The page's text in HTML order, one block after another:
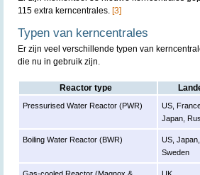
115 extra kerncentrales. [3]
Typen van kerncentrales
Er zijn veel verschillende typen van
die nu in gebruik zijn.
Reactor type
Pressurised Water Reactor (PWR)
US,
Japan,
Boiling Water Reactor (BWR)
US, Japan,
Sweden